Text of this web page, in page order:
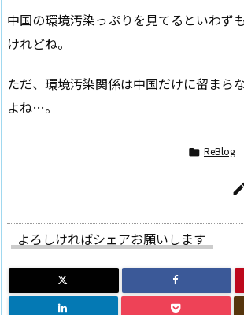
中国の環境汚染っぷりを見てるといわず
けれどね。
ただ、環境汚染関係は中国だけに留まら
よね…。
 ReBlog
よろしければシェアお願いします